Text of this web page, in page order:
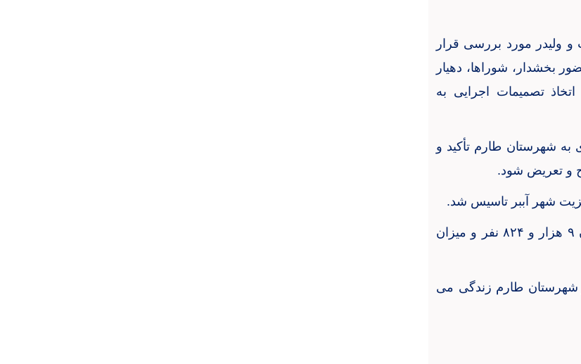
ولیدر مورد بررسی قرار
شوراها، دهیار
تصمیمات اجرایی به
به شهرستان طارم تأکید و
و تعریض شود.
شهر آببر تاسیس شد.
۹ هزار و ۸۲۴ نفر و میزان
شهرستان طارم زندگی می